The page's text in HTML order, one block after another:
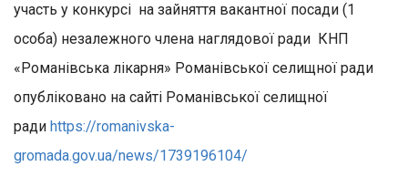
участь у конкурсі на зайняття вакантної посади (1
особа) незалежного члена наглядової ради КНП
«Романівська лікарня» Романівської селищної ради
опубліковано на сайті Романівської селищної
ради https://romanivska-
gromada.gov.ua/news/1739196104/